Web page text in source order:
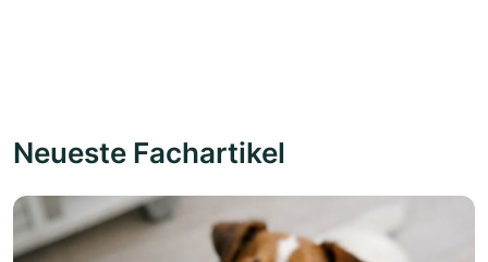
Neueste Fachartikel